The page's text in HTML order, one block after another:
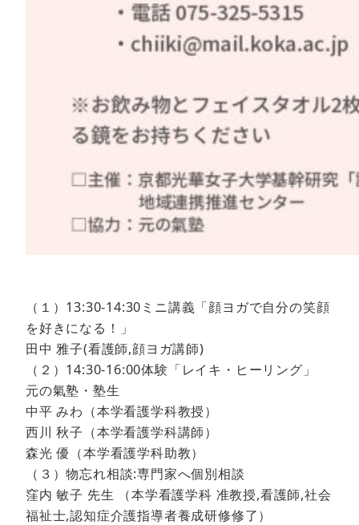
（１）13:30-14:30ミニ講義「顔ヨガで自分の笑顔
を好きになる！」
田中 雅子(看護師,顔ヨガ講師)
（２）14:30-16:00体験「レイキ・ヒーリング」
元の氣塾・塾生
中平 みわ（本学看護学科教授）
西川 秋子（本学看護学科講師）
森光 優（本学看護学科助教）
（３）物忘れ相談:専門家へ個別相談
窪内 敏子 先生 （本学看護学科 准教授,看護師,社会
福祉士,認知症介護指導者養成研修修了）